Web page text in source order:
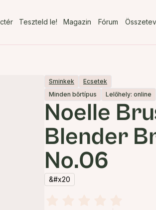
Teszteld le! Magazin Fórum
Sminkek
Ecsetek
Minden bőrtípus
Lelőhely: online
Noelle
Blender
No.06
&#x20